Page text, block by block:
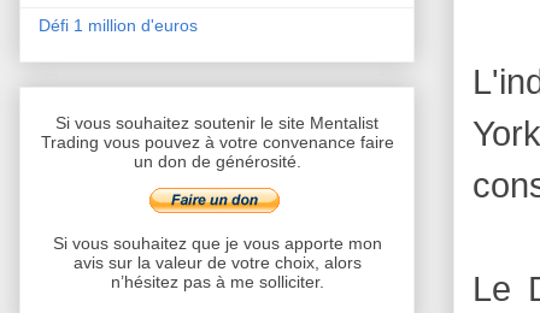
Le
Défi 1 million d'euros
Si vous souhaitez soutenir le site Mentalist
Trading vous pouvez à votre convenance faire
un don de générosité.
Si vous souhaitez que je vous apporte mon
avis sur la valeur de votre choix, alors
n’hésitez pas à me solliciter.